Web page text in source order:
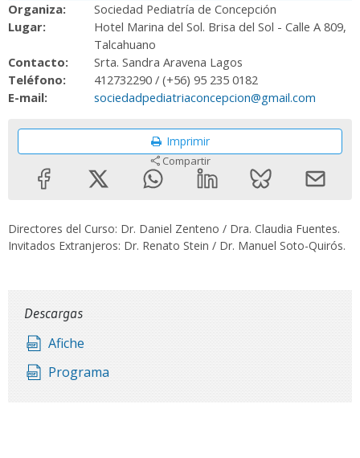
Organiza:
Sociedad Pediatría de Concepción
Lugar:
Hotel Marina del Sol. Brisa del Sol - Calle A 809,
Talcahuano
Contacto:
Srta. Sandra Aravena Lagos
Teléfono:
412732290 / (+56) 95 235 0182
E-mail:
sociedadpediatriaconcepcion@gmail.com
Imprimir
Compartir
Directores del Curso: Dr. Daniel Zenteno / Dra. Claudia Fuentes.
Invitados Extranjeros: Dr. Renato Stein / Dr. Manuel Soto-Quirós.
Descargas
Afiche
Programa